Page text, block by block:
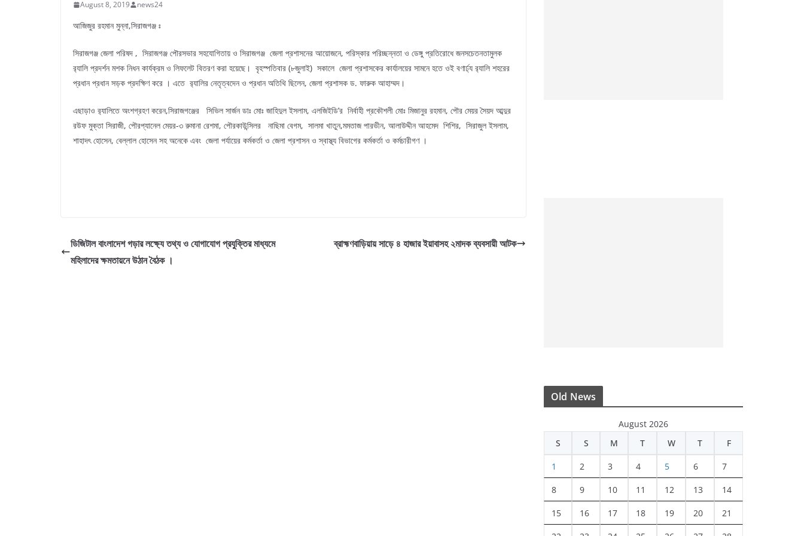
August 8, 2019 news24
আজিজুর রহমান মুন্না,সিরাজগঞ্জ ঃ
সিরাজগঞ্জ জেলা পরিষদ , সিরাজগঞ্জ পৌরসভার সহযোগিতায় ও সিরাজগঞ্জ জেলা প্রশাসনের আয়োজনে, পরিস্কার পরিচ্ছন্নতা ও ডেঙ্গু প্রতিরোধে জনসচেতনতামুলক
র‌্যালি প্রদর্শন মশক নিধন কার্যক্রম ও লিফলেট বিতরণ করা হয়েছে। বৃহস্পতিবার (৮জুলাই) সকালে জেলা প্রশাসকের কার্যালয়ের সামনে হতে ওই বণার্ঢ্য র‌্যালি শহরের
প্রধান প্রধান সড়ক প্রদক্ষিণ করে । এতে র‍্যালির নেতৃত্বদেন ও প্রধান অতিথি ছিলেন, জেলা প্রশাসক ড. ফারুক আহাম্মদ।
এছাড়াও র‌্যালিতে অংশগ্রহণ করেন,সিরাজগঞ্জের সিভিল সার্জন ডাঃ মোঃ জাহিদুল ইসলাম, এলজিইডি’র নির্বাহী প্রকৌশলী মোঃ মিজানুর রহমান, পৌর মেয়র সৈয়দ আব্দুর
রউফ মুক্তা সিরাজী, পৌরপ্যানেল মেয়র-৩ রুমানা রেশমা, পৌরকাউন্সিলর নাছিমা বেগম, সালমা খাতুন,মমতাজ পারভীন, আলাউদ্দীন আহমেদ শিশির, সিরাজুল ইসলাম,
শাহাদৎ হোসেন, বেল্লাল হোসেন সহ অনেকে এবং জেলা পর্যায়ের কর্মকর্তা ও জেলা প্রশাসন ও স্বাস্থ্য বিভাগের কর্মকর্তা ও কর্মচারীগণ ।
ডিজিটাল বাংলাদেশ গড়ার লক্ষ্যে তথ্য ও যোগাযোগ প্রযুক্তির মাধ্যমে
মহিলাদের ক্ষমতায়নে উঠান বৈঠক ।
ব্রাহ্মণবাড়িয়ায় সাড়ে ৪ হাজার ইয়াবাসহ ২মাদক ব্যবসায়ী আটক
Old News
August 2026
S
S M T W T F
1 2 3 4 5 6 7
8 9 10 11 12 13 14
15 16 17 18 19 20 21